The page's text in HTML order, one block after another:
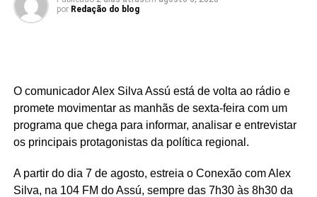
longo do mandato, Rafael também levou recursos para
municípios de todas as regiões do Rio Grande do Norte,
consolidando uma atuação parlamentar marcada pela
presença nos municípios e por investimentos que
por Redação do blog
O comunicador Alex Silva Assú está de volta ao rádio e
promete movimentar as manhãs de sexta-feira com um
programa que chega para informar, analisar e entrevistar
os principais protagonistas da política regional.
A partir do dia 7 de agosto, estreia o Conexão com Alex
Silva, na 104 FM do Assú, sempre das 7h30 às 8h30 da